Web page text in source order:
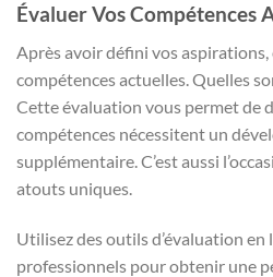
Évaluer Vos Compétences
Après avoir défini vos
compétences actuelles. Quelles
Cette évaluation vous permet de
compétences nécessitent un
supplémentaire. C’est aussi
atouts uniques.
Utilisez des outils d’évaluation en
professionnels pour obtenir une